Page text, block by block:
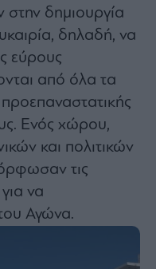
δημιουργία
δηλαδή, να
εύρους
από όλα τα
Ενός χώρου,
και πολιτικών
τις
να
Αγώνα.